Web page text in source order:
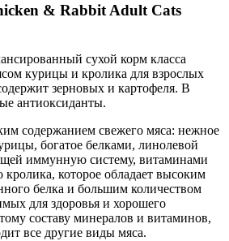
& Rabbit Adult Cats
сухой корм класса
курицы и кролика для взрослых
зерновых и картофеля. В
антиоксиданты.
содержанием свежего мяса: нежное
богатое белками, линолевой
иммунную систему, витаминами
которое обладает высоким
белка и большим количеством
для здоровья и хорошего
составу минералов и витаминов,
все другие виды мяса.